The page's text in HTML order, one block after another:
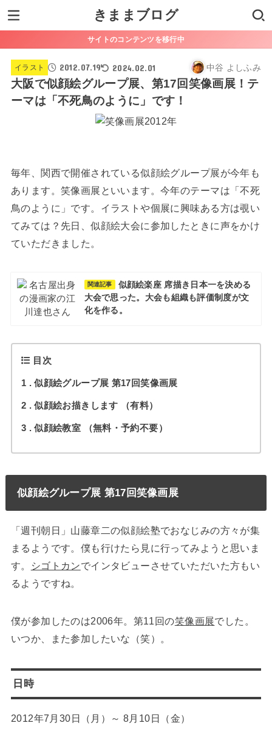
きままブログ
サイトのコンテンツを移行中
イラスト 2012.07.19 2024.02.01 中谷 よしふみ
大阪で似顔絵グループ展、第17回笑像画展！テ
ーマは「不死鳥のように」です！
毎年、関西で開催されている似顔絵グループ展が今年も
あります。笑像画展といいます。今年のテーマは「不死
鳥のように」です。イラストや個展に興味ある方は覗い
てみては？先日、似顔絵大会に参加したときに声をかけ
ていただきました。
関連記事
似顔絵楽座 席描き日本一を決める
大会で思った。大会も組織も評価制度が文
化を作る。
目次
1 似顔絵グループ展 第17回笑像画展
2 似顔絵お描きします （有料）
3 似顔絵教室 （無料・予約不要）
似顔絵グループ展 第17回笑像画展
「週刊朝日」山藤章二の似顔絵塾でおなじみの方々が集
まるようです。僕も行けたら見に行ってみようと思いま
す。
シゴトカンでインタビューさせていただいた方もい
るようですね。
僕が参加したのは2006年。第11回の笑像画展でした。
いつか、また参加したいな（笑）。
日時
2012年7月30日（月）～ 8月10日（金）